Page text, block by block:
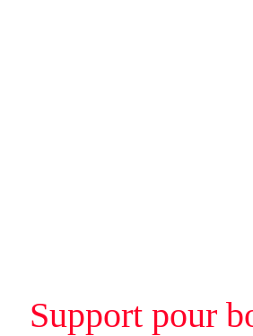
Support pour